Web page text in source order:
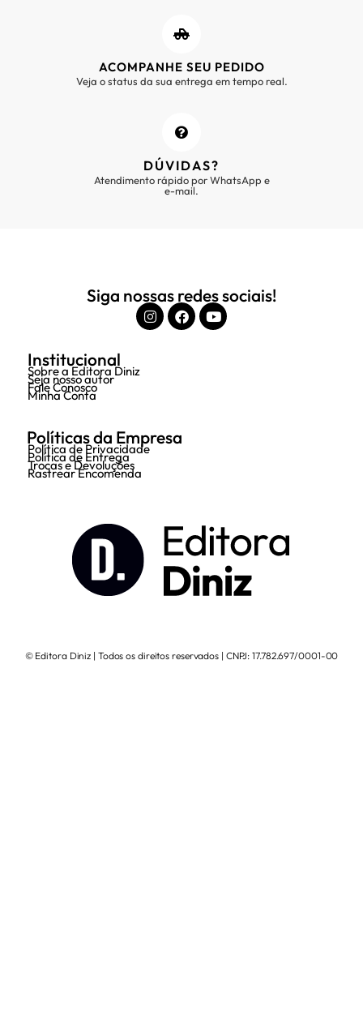
ACOMPANHE SEU PEDIDO
Veja o status da sua entrega em tempo real.
DÚVIDAS?
Atendimento rápido por WhatsApp e
e-mail.
Siga nossas redes sociais!
Institucional
Sobre a Editora Diniz
Seja nosso autor
Fale Conosco
Minha Conta
Políticas da Empresa
Política de Privacidade
Política de Entrega
Trocas e Devoluções
Rastrear Encomenda
© Editora Diniz | Todos os direitos reservados | CNPJ: 17.782.697/0001-00